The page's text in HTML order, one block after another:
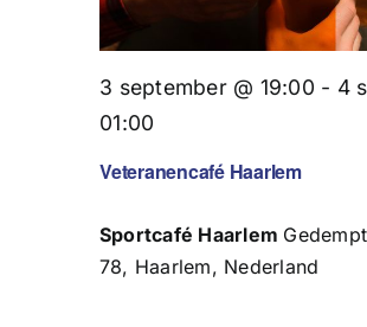
Veteranencafé Haarlem
3 september @ 19:00 - 4
01:00
Sportcafé Haarlem
78, Haarlem, Nederland